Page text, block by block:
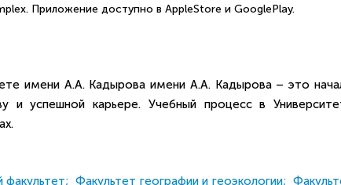
Приложение доступно в AppleStore и GooglePlay.
имени А.А. Кадырова имени А.А. Кадырова – это
и успешной карьере. Учебный процесс в
факультет; Факультет географии и геоэкологии;